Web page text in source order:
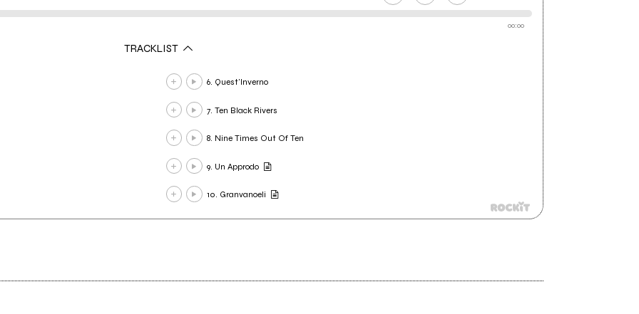
00:00
TRACKLIST
6. Quest'Inverno
7. Ten Black Rivers
8. Nine Times Out Of Ten
9. Un Approdo
10. Granvanoeli